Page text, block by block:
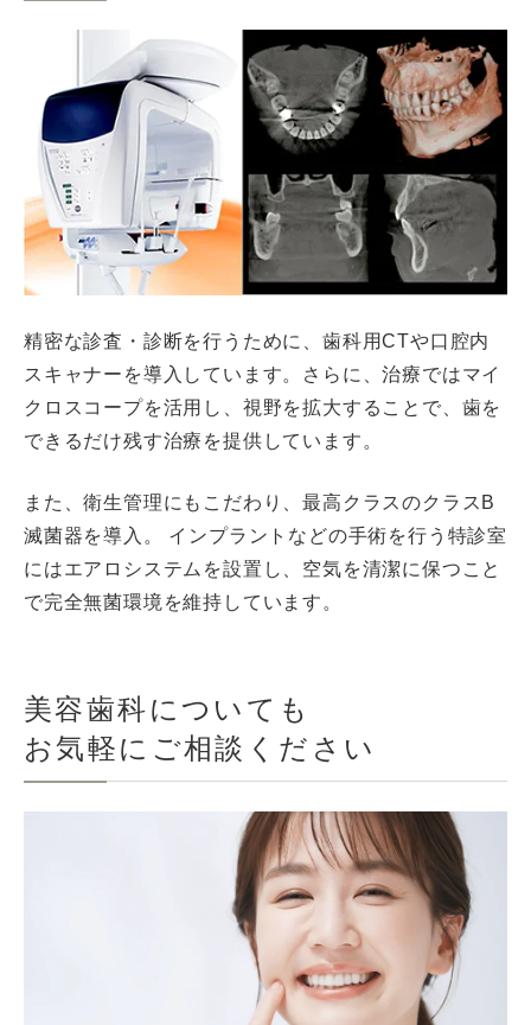
精密な診査・診断を行うために、歯科用CTや口腔内
スキャナーを導入しています。さらに、治療ではマイ
クロスコープを活用し、視野を拡大することで、歯を
できるだけ残す治療を提供しています。
また、衛生管理にもこだわり、最高クラスのクラスB
滅菌器を導入。 インプラントなどの手術を行う特診室
にはエアロシステムを設置し、空気を清潔に保つこと
で完全無菌環境を維持しています。
美容歯科についても
お気軽にご相談ください